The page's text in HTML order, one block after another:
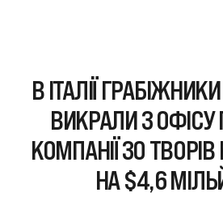
В ІТАЛІЇ
ВИКРАЛИ З ОФІСУ
КОМПАНІЇ 30
НА $4,6